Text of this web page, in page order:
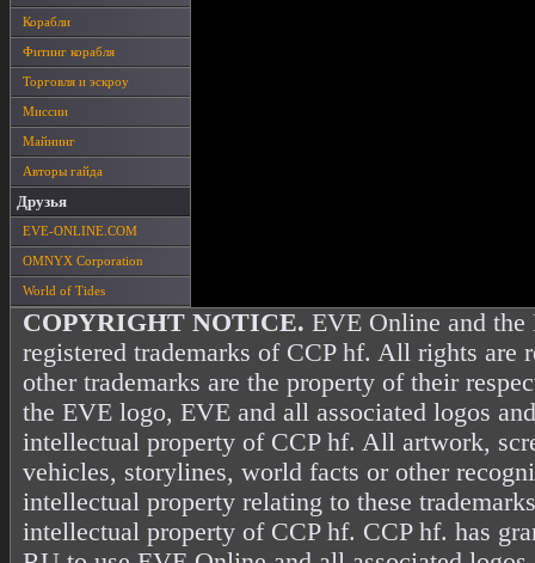
Корабли
Фитинг корабля
Торговля и эскроу
Миссии
Майнинг
Авторы гайда
Друзья
EVE-ONLINE.COM
OMNYX Corporation
World of Tides
COPYRIGHT NOTICE. EVE Online and the
registered trademarks of CCP hf. All rights are
other trademarks are the property of their
the EVE logo, EVE and all associated logos
intellectual property of CCP hf. All artwork,
vehicles, storylines, world facts or other
intellectual property relating to these
intellectual property of CCP hf. CCP hf. has